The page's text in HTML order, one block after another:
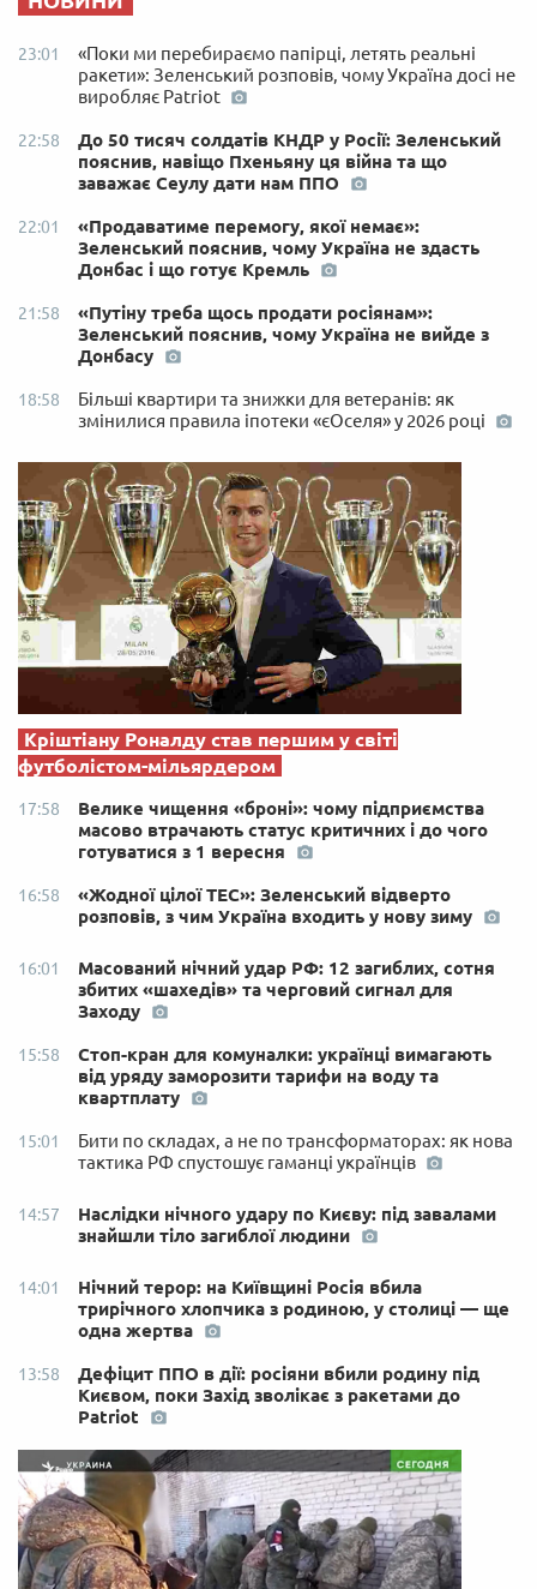
23:01
«Поки ми перебираємо папірці, летять реальні
ракети»: Зеленський розповів, чому Україна досі не
виробляє Patriot
22:58
До 50 тисяч солдатів КНДР у Росії: Зеленський
пояснив, навіщо Пхеньяну ця війна та що
заважає Сеулу дати нам ППО
22:01
«Продаватиме перемогу, якої немає»:
Зеленський пояснив, чому Україна не здасть
Донбас і що готує Кремль
21:58
«Путіну треба щось продати росіянам»:
Зеленський пояснив, чому Україна не вийде з
Донбасу
18:58
Більші квартири та знижки для ветеранів: як
змінилися правила іпотеки «єОселя» у 2026 році
Кріштіану Роналду став першим у світі
футболістом-мільярдером
17:58
Велике чищення «броні»: чому підприємства
масово втрачають статус критичних і до чого
готуватися з 1 вересня
16:58
«Жодної цілої ТЕС»: Зеленський відверто
розповів, з чим Україна входить у нову зиму
16:01
Масований нічний удар РФ: 12 загиблих, сотня
збитих «шахедів» та черговий сигнал для
Заходу
15:58
Стоп-кран для комуналки: українці вимагають
від уряду заморозити тарифи на воду та
квартплату
15:01
Бити по складах, а не по трансформаторах: як нова
тактика РФ спустошує гаманці українців
14:57
Наслідки нічного удару по Києву: під завалами
знайшли тіло загиблої людини
14:01
Нічний терор: на Київщині Росія вбила
трирічного хлопчика з родиною, у столиці — ще
одна жертва
13:58
Дефіцит ППО в дії: росіяни вбили родину під
Києвом, поки Захід зволікає з ракетами до
Patriot